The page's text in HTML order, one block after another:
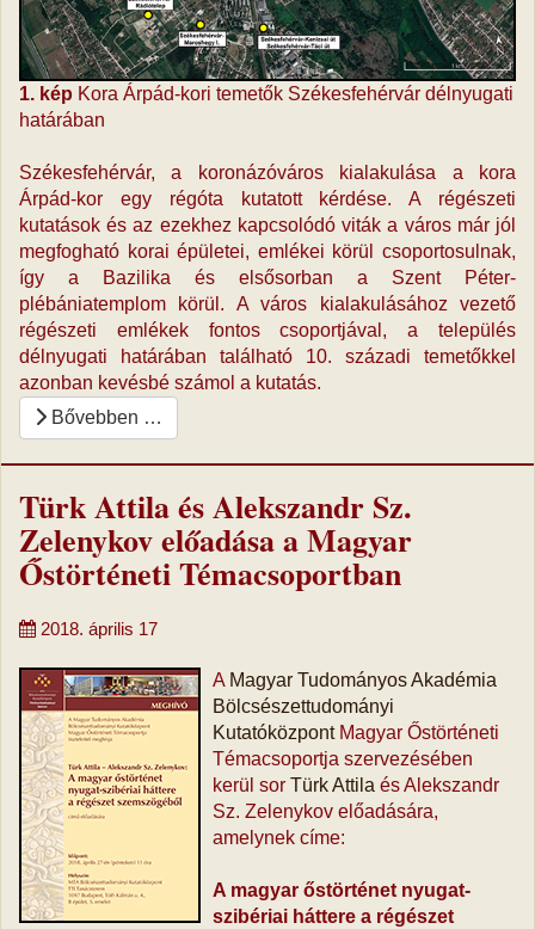
1. kép Kora Árpád-kori temetők Székesfehérvár délnyugati
határában
Székesfehérvár, a koronázóváros kialakulása a kora
Árpád-kor egy régóta kutatott kérdése. A régészeti
kutatások és az ezekhez kapcsolódó viták a város már jól
megfogható korai épületei, emlékei körül csoportosulnak,
így a Bazilika és elsősorban a Szent Péter-
plébániatemplom körül. A város kialakulásához vezető
régészeti emlékek fontos csoportjával, a település
délnyugati határában található 10. századi temetőkkel
azonban kevésbé számol a kutatás.
Bővebben …
Türk Attila és Alekszandr Sz.
Zelenykov előadása a Magyar
Őstörténeti Témacsoportban
2018. április 17
A Magyar Tudományos Akadémia
Bölcsészettudományi
Kutatóközpont Magyar Őstörténeti
Témacsoportja szervezésében
kerül sor Türk Attila és Alekszandr
Sz. Zelenykov előadására,
amelynek címe:
A magyar őstörténet nyugat-
szibériai háttere a régészet